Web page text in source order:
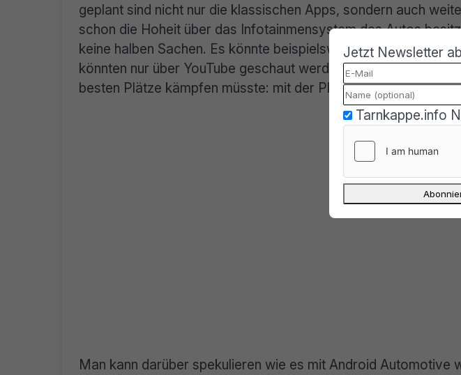
geplant sind nicht nur die klassischen Apps, sondern auch
schon die Hoheit über das Infotainmensystem des Autos
keine halben Sachen. Es könnte beispielsweise Spiele
könnten nur über YouTube geschaut werden und das, ohne
besten Plätze kämpfen müsste: mit der Plattform sind sie ja
Man kann darüber spekulieren wie es mit Android Automotive
Jetzt Newsletter
Tarnkappe.info